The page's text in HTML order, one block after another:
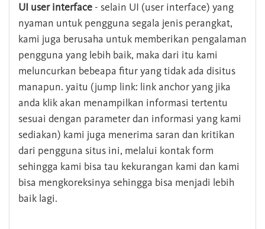
UI user interface - selain UI (user interface) yang
nyaman untuk pengguna segala jenis perangkat,
kami juga berusaha untuk memberikan pengalaman
pengguna yang lebih baik, maka dari itu kami
meluncurkan bebeapa fitur yang tidak ada disitus
manapun. yaitu (jump link: link anchor yang jika
anda klik akan menampilkan informasi tertentu
sesuai dengan parameter dan informasi yang kami
sediakan) kami juga menerima saran dan kritikan
dari pengguna situs ini, melalui kontak form
sehingga kami bisa tau kekurangan kami dan kami
bisa mengkoreksinya sehingga bisa menjadi lebih
baik lagi.